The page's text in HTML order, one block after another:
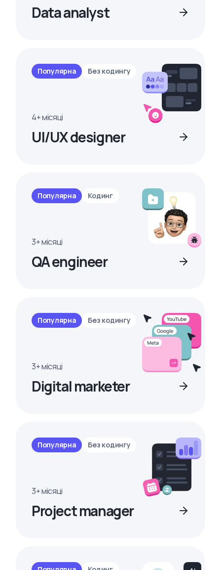
Data analyst
Популярна Без кодингу
4+ місяці
UI/UX designer
Популярна Кодинг
3+ місяці
QA engineer
Популярна Без кодингу
3+ місяці
Digital marketer
Популярна Без кодингу
3+ місяці
Project manager